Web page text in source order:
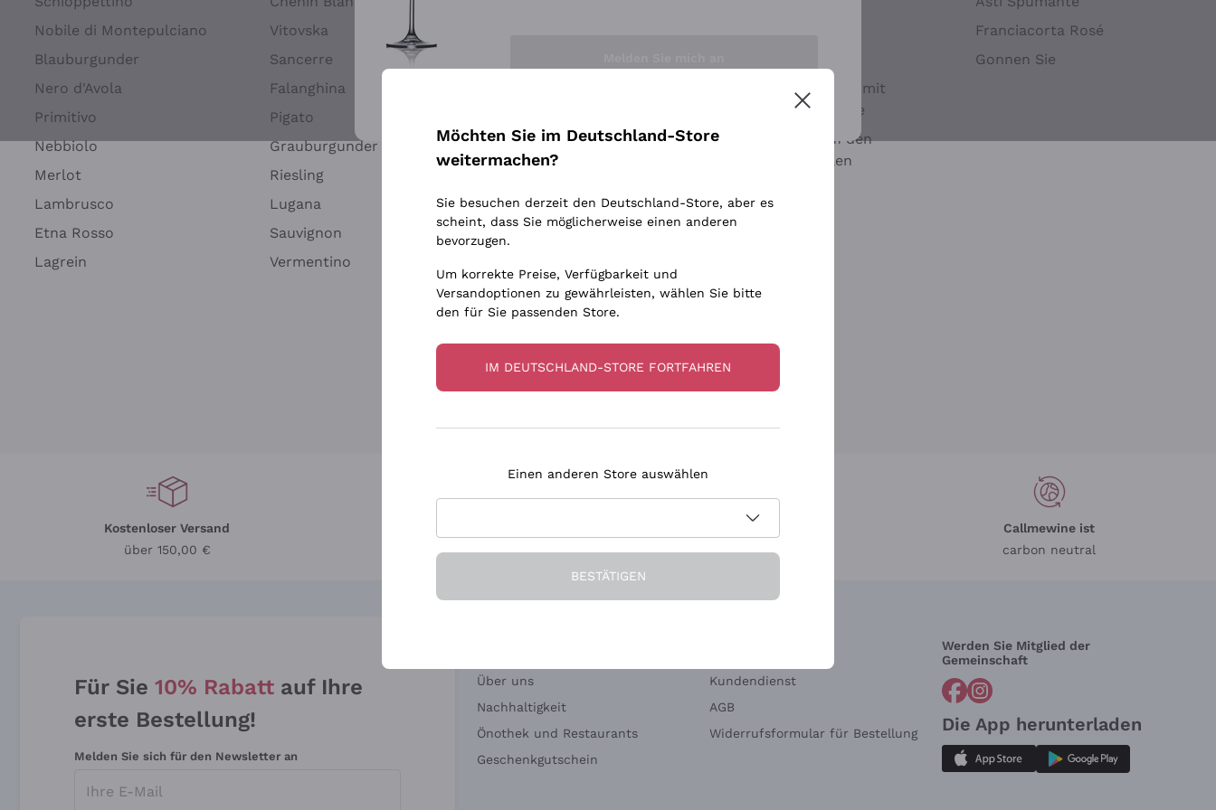
Nobile di Montepulciano
Blauburgunder
Nero d'Avola
Primitivo
Nebbiolo
Merlot
Lambrusco
Etna Rosso
Lagrein
Vitovska
Sancerre
Falanghina
Pigato
Grauburgunder
Riesling
Lugana
Sauvignon
Vermentino
Ca' dei Frati
Biondi Santi
Quintarelli Giuseppe
Rinaldi Giuseppe
Egly Ouriet
Jacquesson
Agrapart
Ohne Sulfit oder mit
minimalen Sulfite
Maischung auf den
Traubenschalen
Franciacorta Rosé
Gonnen Sie
Kostenloser Versand
über 150,00 €
in Deutschland
in 3 Raten
Callmewine ist
carbon neutral
Für Sie 10% Rabatt auf Ihre
erste Bestellung!
Melden Sie sich für den Newsletter an
Über uns
Nachhaltigkeit
Önothek und Restaurants
Geschenkgutschein
Kundendienst
AGB
Widerrufsformular für Bestellung
Werden Sie Mitglied der
Gemeinschaft
Die App herunterladen
Möchten Sie im Deutschland-Store
weitermachen?
Sie besuchen derzeit den Deutschland-Store, aber es
scheint, dass Sie möglicherweise einen anderen
bevorzugen.
Um korrekte Preise, Verfügbarkeit und
Versandoptionen zu gewährleisten, wählen Sie bitte
den für Sie passenden Store.
IM DEUTSCHLAND-STORE FORTFAHREN
Einen anderen Store auswählen
BESTÄTIGEN